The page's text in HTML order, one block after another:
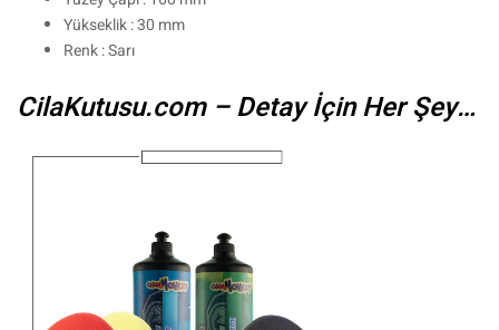
Yükseklik : 30 mm
Renk : Sarı
CilaKutusu.com – Detay İçin Her Şey…